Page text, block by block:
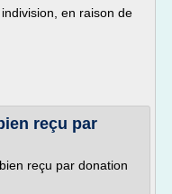
en raison de
reçu par
reçu par donation